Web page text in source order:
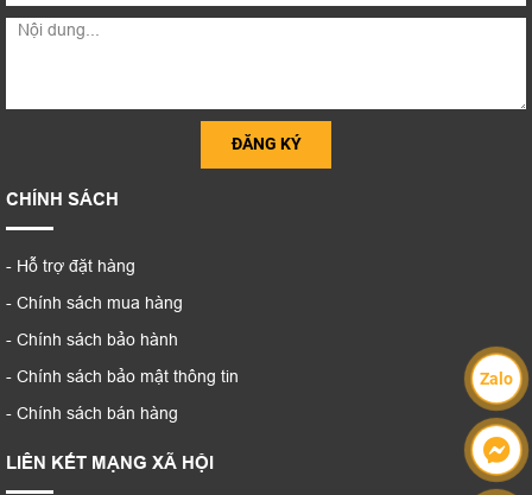
CHÍNH SÁCH
- Hỗ trợ đặt hàng
- Chính sách mua hàng
- Chính sách bảo hành
- Chính sách bảo mật thông tin
- Chính sách bán hàng
LIÊN KẾT MẠNG XÃ HỘI
Zalo